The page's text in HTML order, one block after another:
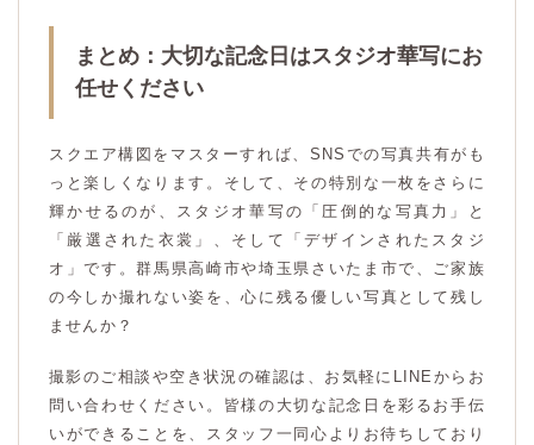
まとめ：大切な記念日はスタジオ華写にお
任せください
スクエア構図をマスターすれば、SNSでの写真共有がも
っと楽しくなります。そして、その特別な一枚をさらに
輝かせるのが、スタジオ華写の「圧倒的な写真力」と
「厳選された衣裳」、そして「デザインされたスタジ
オ」です。群馬県高崎市や埼玉県さいたま市で、ご家族
の今しか撮れない姿を、心に残る優しい写真として残し
ませんか？
撮影のご相談や空き状況の確認は、お気軽にLINEからお
問い合わせください。皆様の大切な記念日を彩るお手伝
いができることを、スタッフ一同心よりお待ちしており